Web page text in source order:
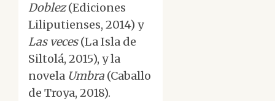
Doblez(Ediciones
Liliputienses, 2014) y
Las veces(La Isla de
Siltolá, 2015), y la
novela Umbra (Caballo
de Troya, 2018).